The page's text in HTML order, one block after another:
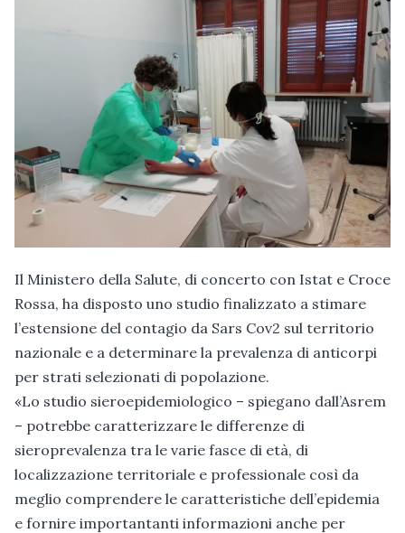
Il Ministero della Salute, di concerto con Istat e Croce
Rossa, ha disposto uno studio finalizzato a stimare
l’estensione del contagio da Sars Cov2 sul territorio
nazionale e a determinare la prevalenza di anticorpi
per strati selezionati di popolazione.
«Lo studio sieroepidemiologico – spiegano dall’Asrem
– potrebbe caratterizzare le differenze di
sieroprevalenza tra le varie fasce di età, di
localizzazione territoriale e professionale così da
meglio comprendere le caratteristiche dell’epidemia
e fornire importantanti informazioni anche per